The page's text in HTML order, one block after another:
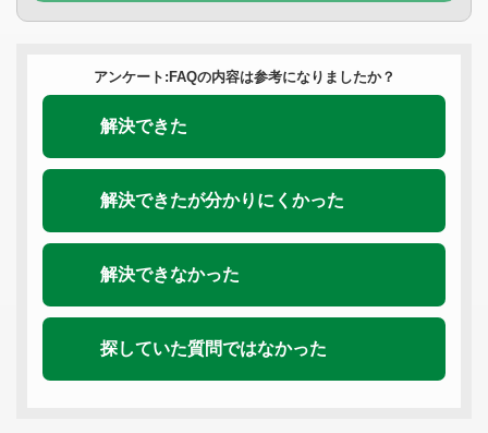
アンケート:FAQの内容は参考になりましたか？
解決できた
解決できたが分かりにくかった
解決できなかった
探していた質問ではなかった